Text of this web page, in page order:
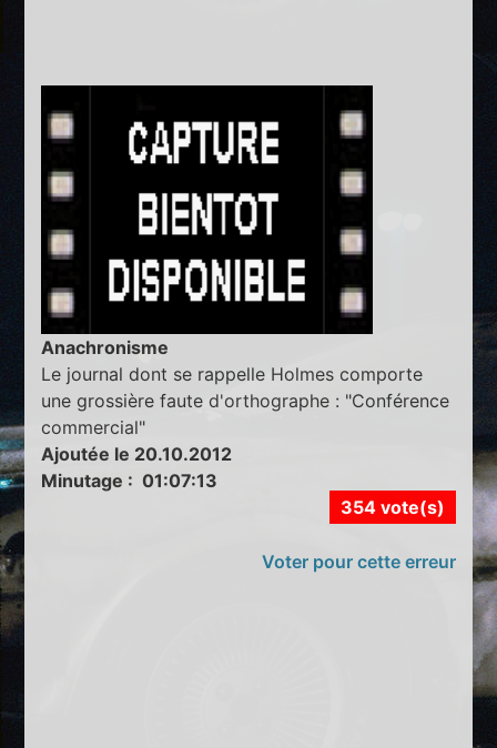
Anachronisme
Le journal dont se rappelle Holmes comporte
une grossière faute d'orthographe : "Conférence
commercial"
Ajoutée le 20.10.2012
Minutage : 01:07:13
354 vote(s)
Voter pour cette erreur